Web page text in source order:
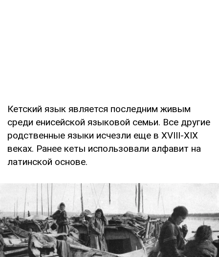
Кетский язык является последним живым
среди енисейской языковой семьи. Все другие
родственные языки исчезли еще в XVIII-XIX
веках. Ранее кеты использовали алфавит на
латинской основе.